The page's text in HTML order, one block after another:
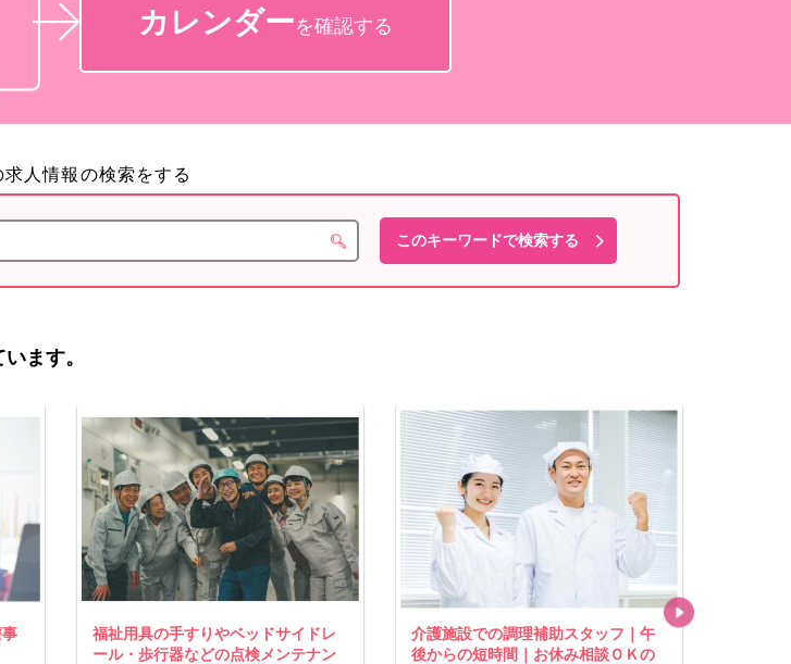
カレンダーを確認する
求人情報の検索をする
ます。
福祉用具の手すりやベッドサイドレ
ール・歩行器などの点検メンテナン
介護施設での調理補助スタッフ｜午
後からの短時間｜お休み相談ＯＫの